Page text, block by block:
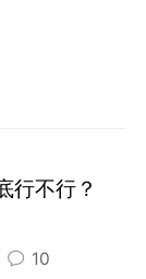
行不行？
10